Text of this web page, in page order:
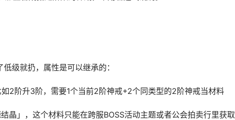
级就扔，属性是可以继承的：
2阶升3阶，需要1个当前2阶神戒+2个同类型的2阶神戒当材料
晶」，这个材料只能在跨服BOSS活动主题或者公会拍卖行里获取